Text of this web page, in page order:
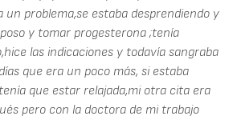
un problema,se estaba desprendiendo y
y tomar progesterona ;tenía
las indicaciones y todavía sangraba
que era un poco más, si estaba
que estar relajada,mi otra cita era
pero con la doctora de mi trabajo